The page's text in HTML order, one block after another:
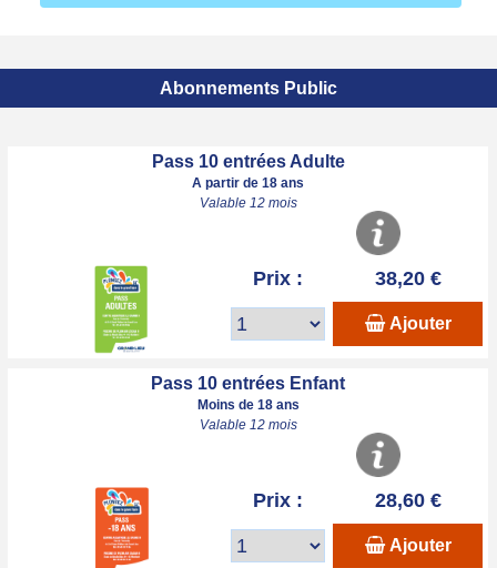
Abonnements Public
Pass 10 entrées Adulte
A partir de 18 ans
Valable 12 mois
Prix : 38,20 €
Ajouter
Pass 10 entrées Enfant
Moins de 18 ans
Valable 12 mois
Prix : 28,60 €
Ajouter